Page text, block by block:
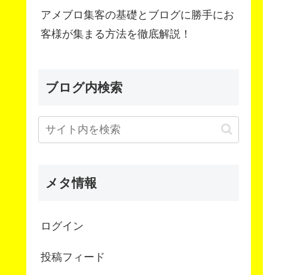
アメブロ集客の基礎とブログに勝手にお
客様が集まる方法を徹底解説！
ブログ内検索
メタ情報
ログイン
投稿フィード